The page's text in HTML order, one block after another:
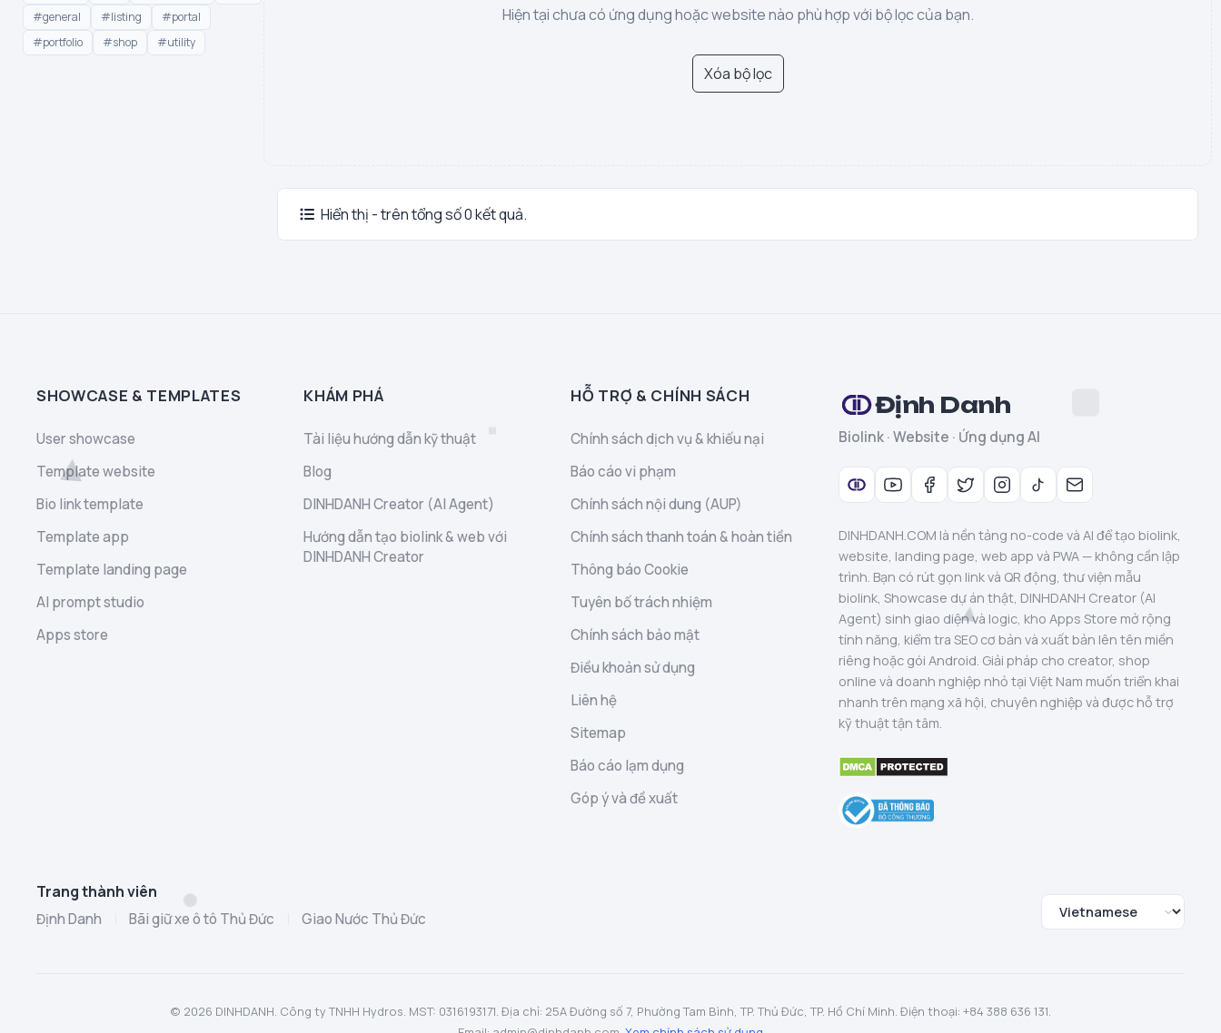
#general
#listing
#portal
#portfolio
#shop #utility
Hiện tại chưa có ứng dụng hoặc website nào phù hợp với bộ lọc của bạn.
Xóa bộ lọc
Hiển thị - trên tổng số 0 kết quả.
SHOWCASE & TEMPLATES
User showcase
Template website
Bio link template
Template app
Template landing page
AI prompt studio
Apps store
KHÁM PHÁ
Tài liệu hướng dẫn kỹ thuật
Blog
DINHDANH Creator (AI Agent)
Hướng dẫn tạo biolink & web với
DINHDANH Creator
HỖ TRỢ & CHÍNH SÁCH
Chính sách dịch vụ & khiếu nại
Báo cáo vi phạm
Chính sách nội dung (AUP)
Chính sách thanh toán & hoàn tiền
Thông báo Cookie
Tuyên bố trách nhiệm
Chính sách bảo mật
Điều khoản sử dụng
Liên hệ
Sitemap
Báo cáo lạm dụng
Góp ý và đề xuất
Định Danh
Biolink · Website · Ứng dụng AI
DINHDANH.COM là nền tảng no-code và AI để tạo biolink,
website, landing page, web app và PWA — không cần lập
trình. Bạn có rút gọn link và QR động, thư viện mẫu
biolink, Showcase dự án thật, DINHDANH Creator (AI
Agent) sinh giao diện và logic, kho Apps Store mở rộng
tính năng, kiểm tra SEO cơ bản và xuất bản lên tên miền
riêng hoặc gói Android. Giải pháp cho creator, shop
online và doanh nghiệp nhỏ tại Việt Nam muốn triển khai
nhanh trên mạng xã hội, chuyên nghiệp và được hỗ trợ
kỹ thuật tận tâm.
Trang thành viên
Định Danh Bãi giữ xe ô tô Thủ Đức Giao Nước Thủ Đức
© 2026 DINHDANH. Công ty TNHH Hydros. MST: 0316193171. Địa chỉ: 25A Đường số 7, Phường Tam Bình, TP. Thủ Đức, TP. Hồ Chí Minh. Điện thoại: +84 388 636 131.